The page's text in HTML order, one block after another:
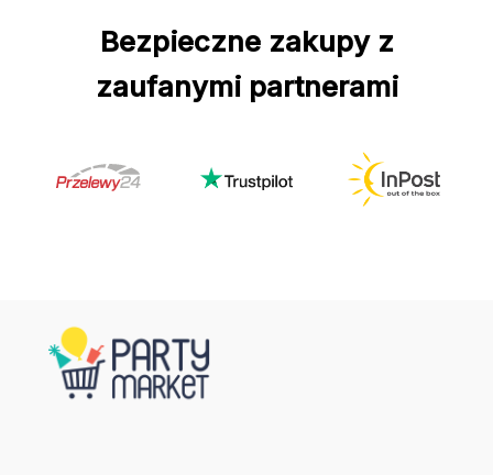
Bezpieczne zakupy z
zaufanymi partnerami